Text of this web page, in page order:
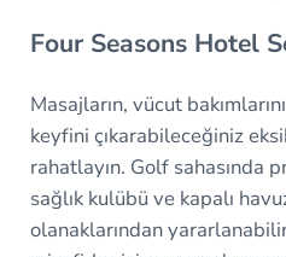
Four Seasons Hotel
Masajların, vücut
keyfini çıkarabileceğiniz
rahatlayın. Golf sahasında
sağlık kulübü ve kapalı
olanaklarından